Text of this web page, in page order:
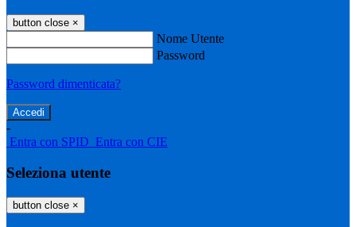
button close ×
Nome Utente
Password
Password dimenticata?
-
Entra con SPID Entra con CIE
Seleziona utente
button close ×